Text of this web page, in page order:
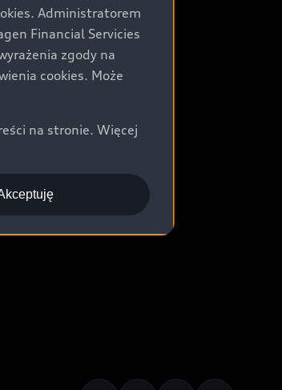
Administratorem
Financial Servicies
zgody na
cookies. Może
na stronie. Więcej